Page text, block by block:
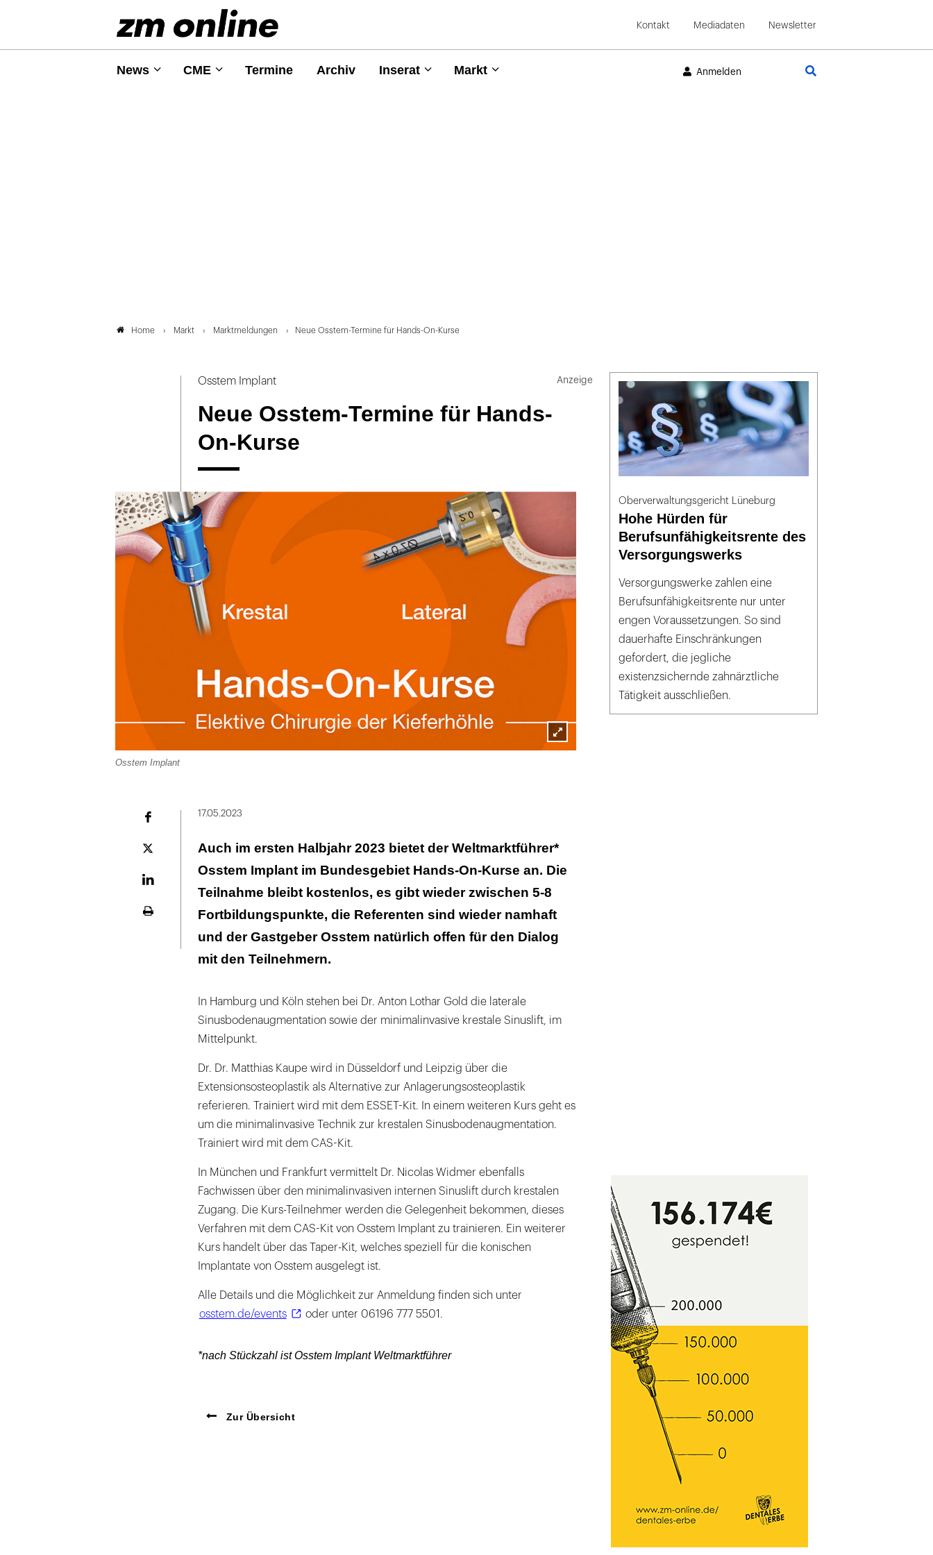
Kontakt Mediadaten Newsletter
News CME Termine Archiv Inserat Markt Anmelden
Home Markt Marktmeldungen Neue Osstem-Termine für Hands-On-Kurse
Osstem Implant
Neue Osstem-Termine für Hands-
On-Kurse
Lightbox
Osstem Implant
Plattform
17.05.2023
Auch im ersten Halbjahr 2023 bietet der Weltmarktführer*
Osstem Implant im Bundesgebiet Hands-On-Kurse an. Die
Teilnahme bleibt kostenlos, es gibt wieder zwischen 5-8
Fortbildungspunkte, die Referenten sind wieder namhaft
und der Gastgeber Osstem natürlich offen für den Dialog
mit den Teilnehmern.
In Hamburg und Köln stehen bei Dr. Anton Lothar Gold die laterale
Sinusbodenaugmentation sowie der minimalinvasive krestale Sinuslift, im
Mittelpunkt.
Dr. Dr. Matthias Kaupe wird in Düsseldorf und Leipzig über die
Extensionsosteoplastik als Alternative zur Anlagerungsosteoplastik
referieren. Trainiert wird mit dem ESSET-Kit. In einem weiteren Kurs geht es
um die minimalinvasive Technik zur krestalen Sinusbodenaugmentation.
Trainiert wird mit dem CAS-Kit.
In München und Frankfurt vermittelt Dr. Nicolas Widmer ebenfalls
Fachwissen über den minimalinvasiven internen Sinuslift durch krestalen
Zugang. Die Kurs-Teilnehmer werden die Gelegenheit bekommen, dieses
Verfahren mit dem CAS-Kit von Osstem Implant zu trainieren. Ein weiterer
Kurs handelt über das Taper-Kit, welches speziell für die konischen
Implantate von Osstem ausgelegt ist.
Alle Details und die Möglichkeit zur Anmeldung finden sich unter
osstem.de/events
oder unter 06196 777 5501.
*nach Stückzahl ist Osstem Implant Weltmarktführer
Zur Übersicht
Oberverwaltungsgericht Lüneburg
Hohe Hürden für
Berufsunfähigkeitsrente des
Versorgungswerks
Versorgungswerke zahlen eine
Berufsunfähigkeitsrente nur unter
engen Voraussetzungen. So sind
dauerhafte Einschränkungen
gefordert, die jegliche
existenzsichernde zahnärztliche
Tätigkeit ausschließen.